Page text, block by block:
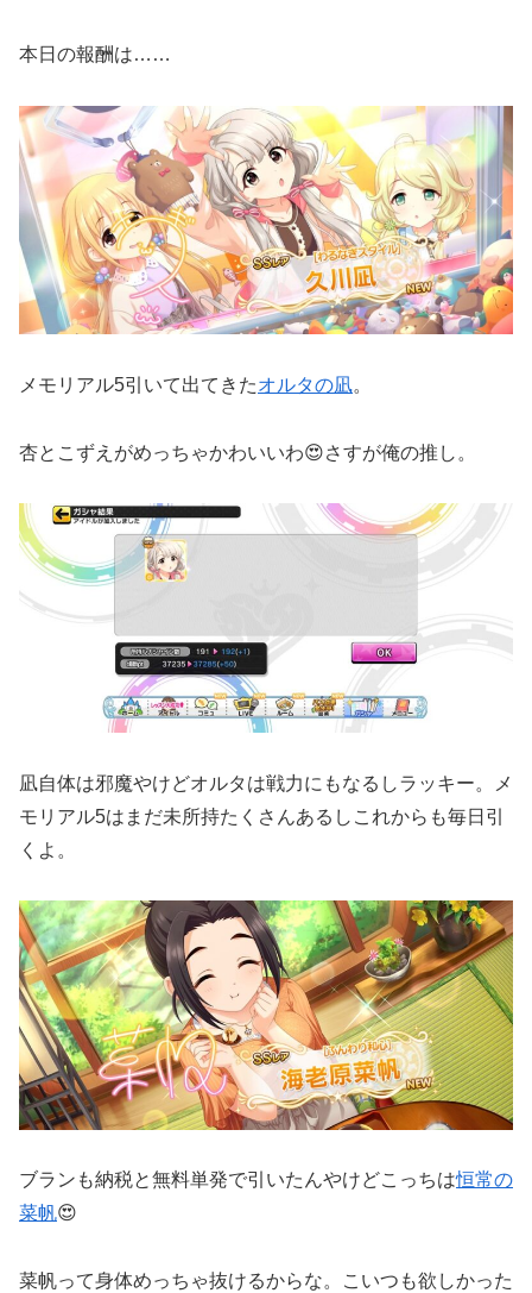
本日の報酬は……
メモリアル5引いて出てきたオルタの凪。
杏とこずえがめっちゃかわいいわ😍さすが俺の推し。
凪自体は邪魔やけどオルタは戦力にもなるしラッキー。メ
モリアル5はまだ未所持たくさんあるしこれからも毎日引
くよ。
ブランも納税と無料単発で引いたんやけどこっちは恒常の
菜帆😍
菜帆って身体めっちゃ抜けるからな。こいつも欲しかった